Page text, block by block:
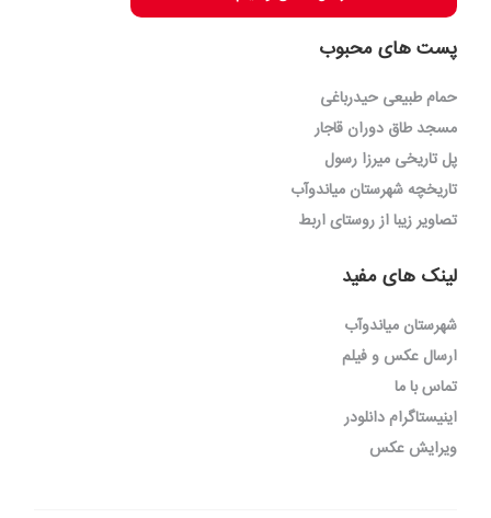
پست های محبوب
حمام طبیعی حیدرباغی
مسجد طاق دوران قاجار
پل تاریخی میرزا رسول
تاریخچه شهرستان میاندوآب
تصاویر زیبا از روستای اربط
لینک های مفید
شهرستان میاندوآب
ارسال عکس و فیلم
تماس با ما
اینیستاگرام دانلودر
ویرایش عکس